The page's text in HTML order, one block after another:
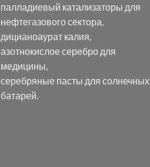
палладиевый катализаторы для
нефтегазового сектора,
дицианоаурат калия,
азотнокислое серебродля
медицины,
серебряные пасты для солнечных
батарей.